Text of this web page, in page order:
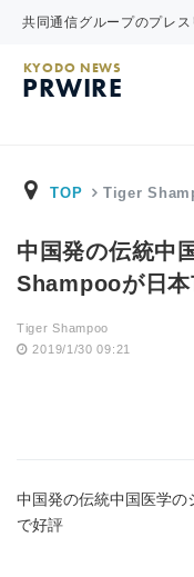
共同通信グループのプレ
KYODO NEWS
PRWIRE
TOP Tiger
中国発の伝統中
Shampooが日
Tiger Shampoo
2019/1/30 09:21
中国発の伝統中国医学
で好評